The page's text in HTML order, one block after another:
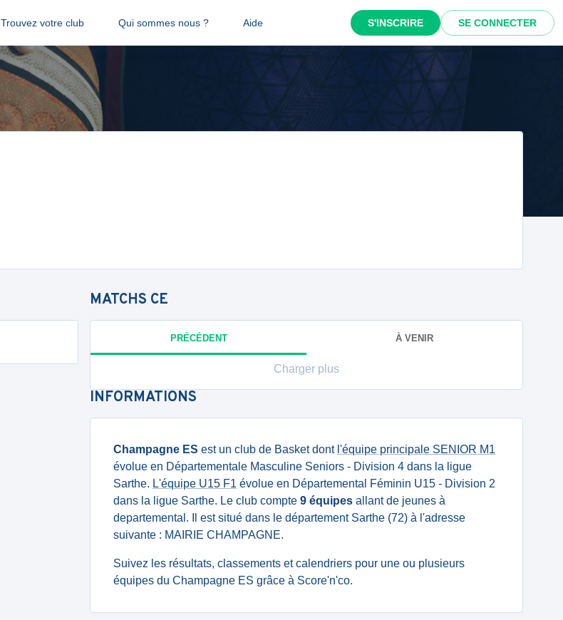
Trouvez votre club Qui sommes nous ? Aide S'INSCRIRE SE CONNECTER
MATCHS CE
PRÉCÉDENT À VENIR
Charger plus
INFORMATIONS
Champagne ES est un club de Basket dont l'équipe principale SENIOR M1
évolue en Départementale Masculine Seniors - Division 4 dans la ligue
Sarthe. L'équipe U15 F1 évolue en Départemental Féminin U15 - Division 2
dans la ligue Sarthe. Le club compte 9 équipes allant de jeunes à
departemental. Il est situé dans le département Sarthe (72) à l'adresse
suivante : MAIRIE CHAMPAGNE.
Suivez les résultats, classements et calendriers pour une ou plusieurs
équipes du Champagne ES grâce à Score'n'co.